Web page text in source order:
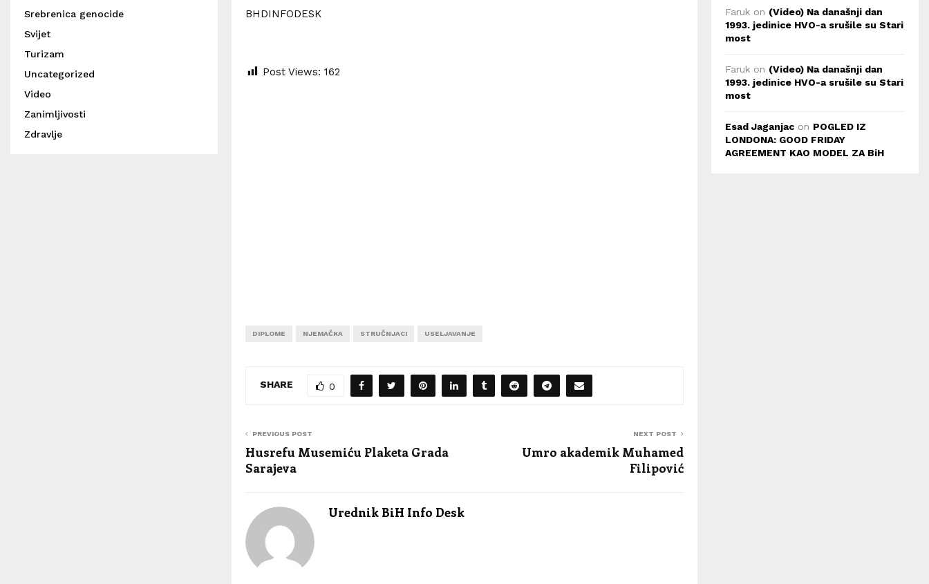
BHDINFODESK
Post Views: 162
DIPLOME NJEMAČKA STRUČNJACI USELJAVANJE
SHARE 0
PREVIOUS POST
Husrefu Musemiću Plaketa Grada
Sarajeva
NEXT POST
Umro akademik Muhamed
Filipović
Urednik BiH Info Desk
Srebrenica genocide
Svijet
Turizam
Uncategorized
Video
Zanimljivosti
Zdravlje
Faruk on (Video) Na današnji dan
1993. jedinice HVO-a srušile su Stari
most
Faruk on (Video) Na današnji dan
1993. jedinice HVO-a srušile su Stari
most
Esad Jaganjac on POGLED IZ
LONDONA: GOOD FRIDAY
AGREEMENT KAO MODEL ZA BiH